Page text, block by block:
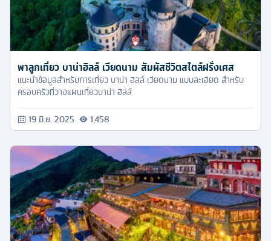
พาลูกเที่ยว บาน่าฮิลล์ เวียดนาม สัมผัสชีวิตสไตล์ฝรั่งเศส
แนะนำข้อมูลสำหรับการเที่ยว บาน่า ฮิลล์ เวียดนาม แบบละเอียด สำหรับ
ครอบครัวที่วางแผนเที่ยวบาน่า ฮิลล์
19 มิ.ย. 2025 1,458